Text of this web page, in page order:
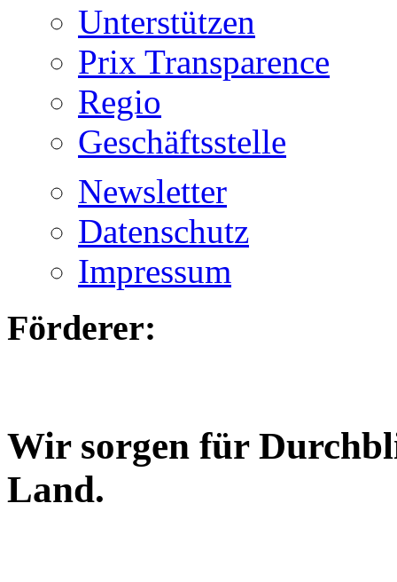
Unterstützen
Prix Transparence
Regio
Geschäftsstelle
Newsletter
Datenschutz
Impressum
Förderer:
Wir sorgen für
Land.